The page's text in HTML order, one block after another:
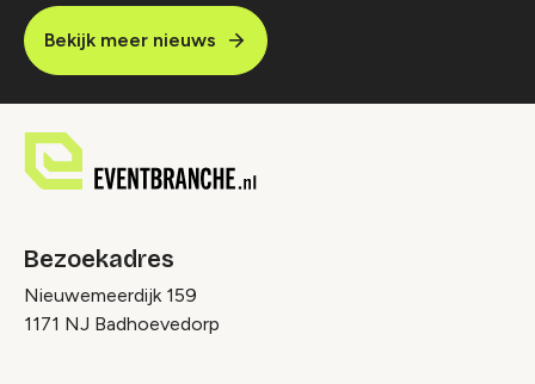
Bekijk meer nieuws
Bezoekadres
Nieuwemeerdijk 159
1171 NJ Badhoevedorp